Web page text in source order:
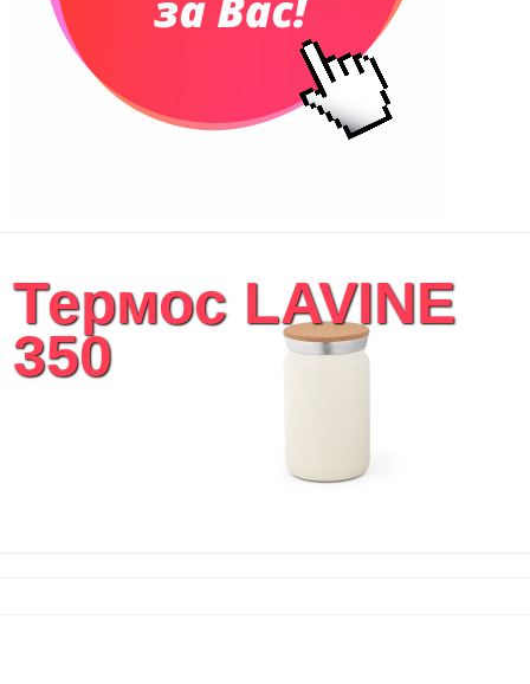
Термос LAVINE
350